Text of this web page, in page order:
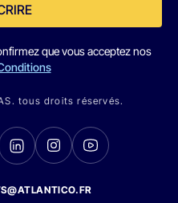
que vous acceptez nos
tous droits réservés.